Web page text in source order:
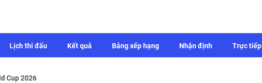
Lịch thi đấu Kết quả Bảng xếp hạng Nhận định Trực tiếp
Cup 2026